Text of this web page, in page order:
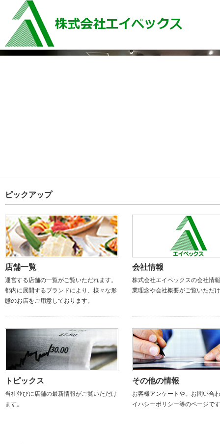
ピックアップ
店舗一覧
運営する店舗の一覧がご覧いただれます。
都内に展開するブランドにより、様々な形
態のお店をご用意しております。
会社情報
株式会社エイペックスの会社情
業理念や会社概要がご覧いただ
トピックス
当社並びに店舗の最新情報がご覧いただけ
ます。
その他の情報
お客様アンケートや、お問い合
イハシーポリシー等のページで